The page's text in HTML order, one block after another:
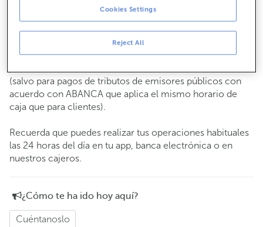
Operaciones con efectivo
Clientes: de lunes a viernes de 8:15 a 11:00
Si no eres cliente, el horario de caja será losmartes y
(salvo para pagos de tributos de emisores públicos con
acuerdo con ABANCA que aplica el mismo horario de
caja que para clientes).
Recuerda que puedes realizar tus operaciones habituales
las 24 horas del día en tu app, banca electrónica o en
nuestros cajeros.
¿Cómo te ha ido hoy aquí?
Cuéntanoslo
Reject All
Cookies Settings